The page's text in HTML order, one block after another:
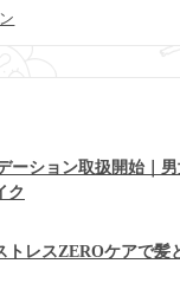
ーション取扱開始｜
ク
トレスZEROケアで髪